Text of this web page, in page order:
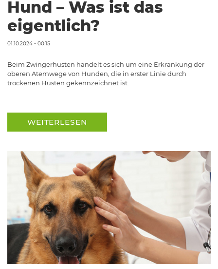
Hund – Was ist das
eigentlich?
01.10.2024 - 00:15
Beim Zwingerhusten handelt es sich um eine Erkrankung der
oberen Atemwege von Hunden, die in erster Linie durch
trockenen Husten gekennzeichnet ist.
WEITERLESEN